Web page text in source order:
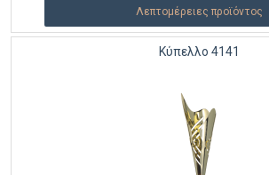
Λεπτομέρειες προϊόντος
Κύπελλο 4141